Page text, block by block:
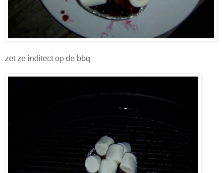
zet ze inditect op de bbq